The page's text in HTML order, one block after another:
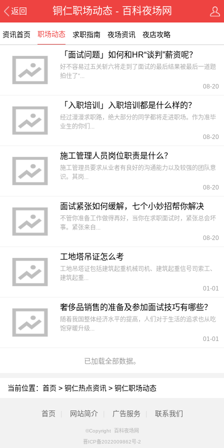
返回 铜仁职场动态 - 百科夜场网
资讯首页 职场动态 求职指南 夜场资讯 夜店攻略
「面试问题」如何和HR“谈判”薪资呢？
好不容易过五关斩六将走到了面试的最后结果被最后一道题
拍住了“...
08-20
「入职培训」入职培训都是什么样的？
经过漫漫求职路，绝大部分的同学都将走进职场。作为准毕
业生的你们...
08-20
施工管理人员岗位职责是什么？
施工管理员要求从业者有良好的沟通能力以及较强的团队意
识。其岗...
08-20
面试紧张如何缓解，七个小妙招帮你解决
不管你准备工作做得再好，当你在求职面试时，紧张总会坏
事。紧张来自...
08-20
工地塔吊证怎么考
工地吊塔证包括建筑起重机械司机、建筑起重信号司索工、
建筑起重...
01-01
奢侈品销售的准备及参加面试技巧有哪些？
随着我国整体经济水平的提高，人们对于生活的追求也从吃
饱穿暖升级...
01-01
已加载全部数据。
当前位置： 首页 > 铜仁热点资讯 > 铜仁职场动态
首页 网站简介 广告服务 联系我们
©Copyright 百科夜场网
晋ICP备2022009862号-2